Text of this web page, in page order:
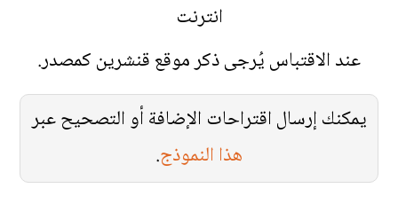
انترنت
عند الاقتباس يُرجى ذكر موقع قنشرين كمصدر.
يمكنك إرسال اقتراحات الإضافة أو التصحيح عبر
هذا النموذج.